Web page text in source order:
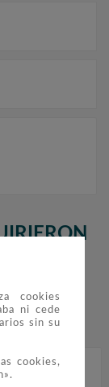
cookies
ni cede
sin su
cookies,